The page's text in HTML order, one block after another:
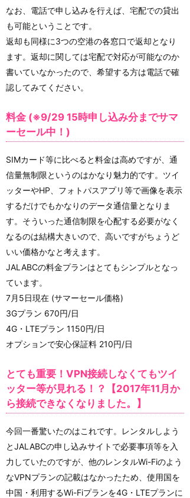
なお、電話で申し込みを行えば、宅配での貸出
も可能ということです。
返却も同様に3つの空港の各窓口で返却となり
ます。返却に関しては宅配で対応が可能なのか
書いていなかったので、希望する方は電話で確
認してみてください。
料金 (※9/29 15時申し込み分までサマ
ーセール中！)
SIMカード等に比べると料金は高めですが、通
信量無制限というのはかなり魅力的です。ツイ
ッターやHP、フォトパスアプリ等で画像を表示
するだけでもかなりのデータ通信量となりま
す。そういった通信制限を心配する必要がなく
なるのは結構大きいので、高いですがちょうど
いい価格かなと考えます。
JALABCの料金プランはとてもシンプルとなっ
ています。
7月5日現在 (サマーセール価格)
3Gプラン 670円/日
4G・LTEプラン 1150円/日
オプションで安心保証料 210円/日
とても重要！VPN接続しなくてもツイ
ッター等が見れる！？【2017年11月か
ら接続できなくなりました。】
今回一番驚いたのはこれです。レンタルしよう
とJALABCの申し込みサイトで必要事項等を入
力していたのですが、他のレンタルWi-Fiのよう
なVPNプランの記載はなかったため、使用国を
中国・利用するWi-Fiプランを4G・LTEプランに